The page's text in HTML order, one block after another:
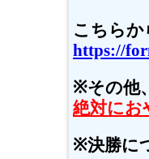
こちら
https://
※その他
絶対にお
※決勝に